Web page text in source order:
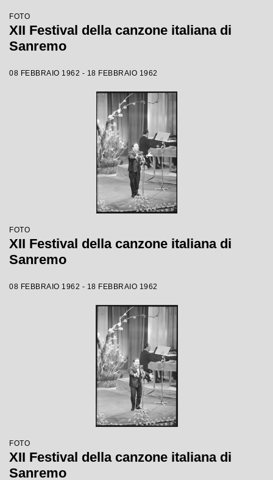
FOTO
XII Festival della canzone italiana di
Sanremo
08 FEBBRAIO 1962 - 18 FEBBRAIO 1962
FOTO
XII Festival della canzone italiana di
Sanremo
08 FEBBRAIO 1962 - 18 FEBBRAIO 1962
FOTO
XII Festival della canzone italiana di
Sanremo